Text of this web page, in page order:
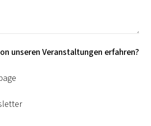
unseren Veranstaltungen erfahren?